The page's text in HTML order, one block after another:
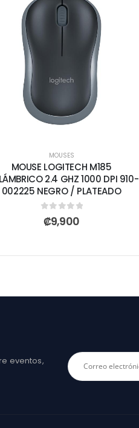
MOUSES
MOUSE LOGITECH M185
2.4 GHZ 1000 DPI 910-
002225 NEGRO / PLATEADO
0out of 5
₡9,900
eventos,